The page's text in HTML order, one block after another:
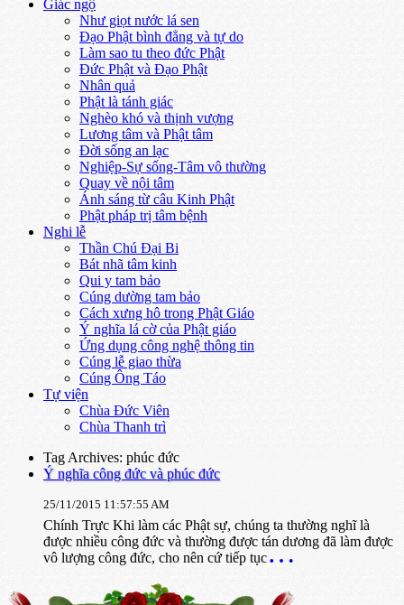
Giác ngộ
Như giọt nước lá sen
Đạo Phật bình đẳng và tự do
Làm sao tu theo đức Phật
Đức Phật và Đạo Phật
Nhân quả
Phật là tánh giác
Nghèo khó và thịnh vượng
Lương tâm và Phật tâm
Đời sống an lạc
Nghiệp-Sự sống-Tâm vô thường
Quay về nội tâm
Ánh sáng từ câu Kinh Phật
Phật pháp trị tâm bệnh
Nghi lễ
Thần Chú Đại Bi
Bát nhã tâm kinh
Qui y tam bảo
Cúng dường tam bảo
Cách xưng hô trong Phật Giáo
Ý nghĩa lá cờ của Phật giáo
Ứng dụng công nghệ thông tin
Cúng lễ giao thừa
Cúng Ông Táo
Tự viện
Chùa Đức Viên
Chùa Thanh trì
Tag Archives: phúc đức
Ý nghĩa công đức và phúc đức
25/11/2015 11:57:55 AM
Chính Trực Khi làm các Phật sự, chúng ta thường nghĩ là
được nhiều công đức và thường được tán dương đã làm được
vô lượng công đức, cho nên cứ tiếp tục